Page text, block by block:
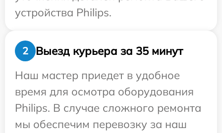
устройства Philips.
2
Выезд курьера за 35 минут
Наш мастер приедет в удобное
время для осмотра оборудования
Philips. В случае сложного ремонта
мы обеспечим перевозку за наш